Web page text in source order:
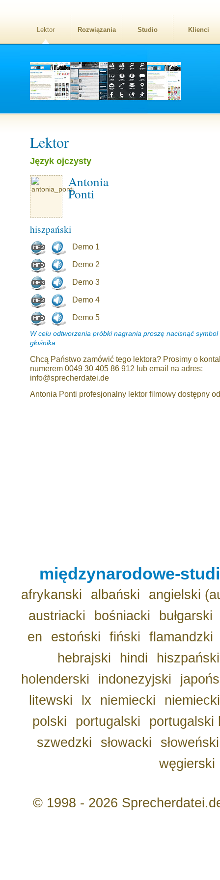
Lektor Rozwiązania Studio Klienci
Lektor
Język ojczysty
Antonia
Ponti
hiszpański
Demo 1
Demo 2
Demo 3
Demo 4
Demo 5
W celu odtworzenia próbki nagrania proszę nacisnąć symbol
głośnika
Chcą Państwo zamówić tego lektora? Prosimy o
numerem 0049 30 405 86 912 lub email na adres:
info@sprecherdatei.de
Antonia Ponti profesjonalny lektor filmowy dostępny
międzynarodowe-
afrykanski albański
angielski
austriacki
bośniacki
bułgarski
en
estoński fiński
flamandzki
hebrajski
hindi
hiszpański
holenderski
indonezyjski
litewski
lx niemiecki
polski
portugalski
portugalski
szwedzki
słowacki
słoweński
węgierski
© 1998 - 2026